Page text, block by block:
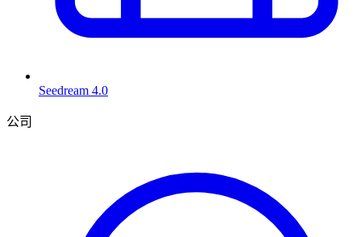
Seedream 4.0
公司